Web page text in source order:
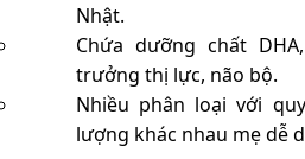
Nhật.
Chứa dưỡng chất
trưởng thị lực, não bộ.
Nhiều phân loại với
lượng khác nhau mẹ dễ